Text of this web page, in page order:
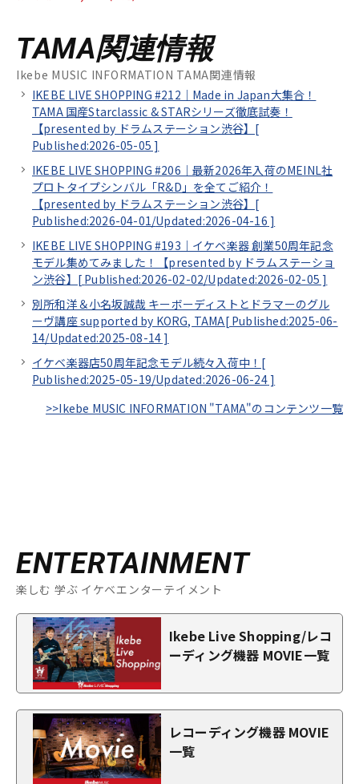
TAMA関連情報
Ikebe MUSIC INFORMATION TAMA関連情報
IKEBE LIVE SHOPPING #212｜Made in Japan大集合！
TAMA 国産Starclassic & STARシリーズ徹底試奏！
【presented by ドラムステーション渋谷】[
Published:2026-05-05 ]
IKEBE LIVE SHOPPING #206｜最新2026年入荷のMEINL社
プロトタイプシンバル「R&D」を全てご紹介！
【presented by ドラムステーション渋谷】[
Published:2026-04-01/Updated:2026-04-16 ]
IKEBE LIVE SHOPPING #193｜イケベ楽器 創業50周年記念
モデル集めてみました！【presented by ドラムステーショ
ン渋谷】[ Published:2026-02-02/Updated:2026-02-05 ]
別所和洋＆小名坂誠哉 キーボーディストとドラマーのグル
ーヴ講座 supported by KORG, TAMA[ Published:2025-06-
14/Updated:2025-08-14 ]
イケベ楽器店50周年記念モデル続々入荷中！[
Published:2025-05-19/Updated:2026-06-24]
>>Ikebe MUSIC INFORMATION "TAMA"のコンテンツ一覧
ENTERTAINMENT
楽しむ 学ぶ イケベエンターテイメント
Ikebe Live Shopping/レコ
ーディング機器 MOVIE一覧
レコーディング機器 MOVIE
一覧